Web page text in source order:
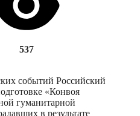
537
событий Российский
«Конвоя
гуманитарной
в результате